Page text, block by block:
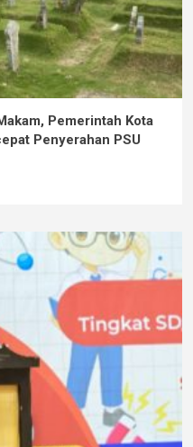
Pemerintah Kota
Penyerahan PSU